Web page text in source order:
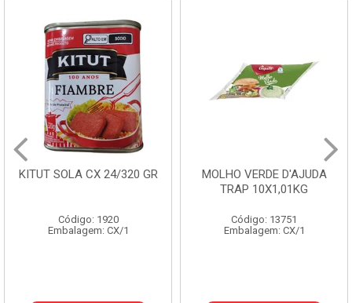
KITUT SOLA CX 24/320 GR
Código: 1920
Embalagem: CX/1
MOLHO VERDE D'AJUDA
TRAP 10X1,01KG
Código: 13751
Embalagem: CX/1